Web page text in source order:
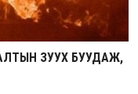
ЗУУХ БУУДАЖ,